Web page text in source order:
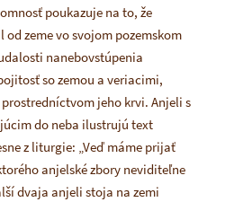
poukazuje na to, že
od zeme vo svojom pozemskom
nanebovstúpenia
so zemou a veriacimi,
jeho krvi. Anjeli s
do neba ilustrujú text
z liturgie: „Veď máme prijať
anjelské zbory neviditeľne
dvaja anjeli stoja na zemi